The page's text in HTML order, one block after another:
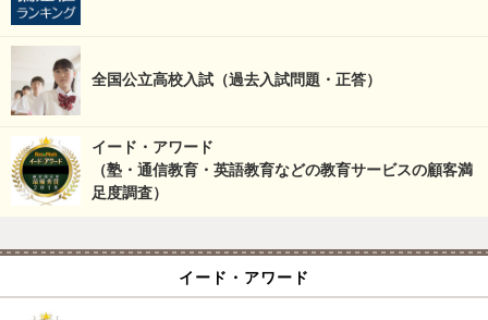
全国公立高校入試（過去入試問題・正答）
イード・アワード
（塾・通信教育・英語教育などの教育サービスの顧客満
足度調査）
イード・アワード